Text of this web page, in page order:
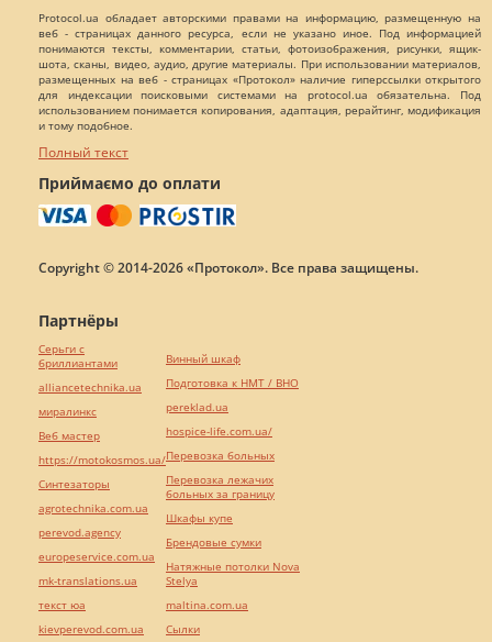
Protocol.ua обладает авторскими правами на информацию, размещенную на
веб - страницах данного ресурса, если не указано иное. Под информацией
понимаются тексты, комментарии, статьи, фотоизображения, рисунки, ящик-
шота, сканы, видео, аудио, другие материалы. При использовании материалов,
размещенных на веб - страницах «Протокол» наличие гиперссылки открытого
для индексации поисковыми системами на protocol.ua обязательна. Под
использованием понимается копирования, адаптация, рерайтинг, модификация
и тому подобное.
Полный текст
Приймаємо до оплати
Copyright © 2014-2026 «Протокол». Все права защищены.
Партнёры
Серьги с
бриллиантами
alliancetechnika.ua
миралинкс
Веб мастер
https://motokosmos.ua/
Синтезаторы
agrotechnika.com.ua
perevod.agency
europeservice.com.ua
mk-translations.ua
текст юа
kievperevod.com.ua
Винный шкаф
Подготовка к НМТ / ВНО
pereklad.ua
hospice-life.com.ua/
Перевозка больных
Перевозка лежачих
больных за границу
Шкафы купе
Брендовые сумки
Натяжные потолки Nova
Stelya
maltina.com.ua
Cылки